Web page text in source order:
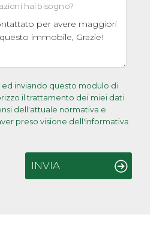
hai bisogno?
inviando questo modulo di
il trattamento dei miei dati
dell'attuale normativa e
preso visione dell'informativa
INVIA